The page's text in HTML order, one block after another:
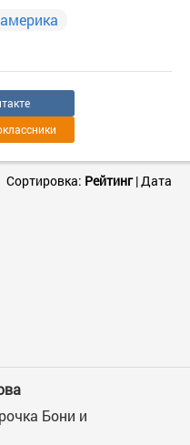
америка
Сортировка: Рейтинг|Дата
Бони и